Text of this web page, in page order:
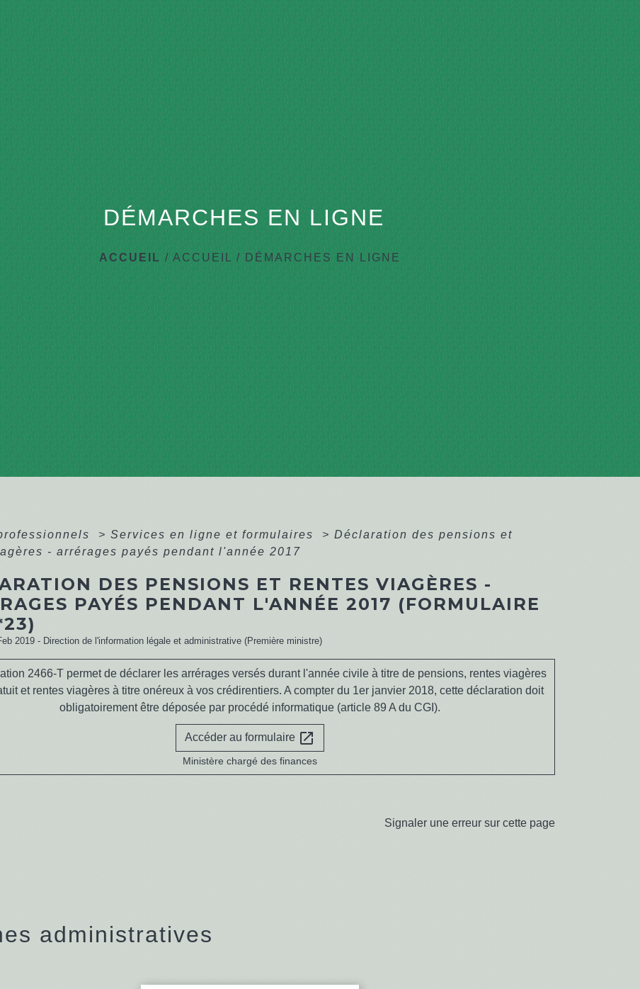
DÉMARCHES EN LIGNE
ACCUEIL/ACCUEIL / DÉMARCHES EN LIGNE
> Services en ligne et formulaires > Déclaration des pensions et
- arrérages payés pendant l'année 2017
DES PENSIONS ET RENTES VIAGÈRES -
PAYÉS PENDANT L'ANNÉE 2017 (FORMULAIRE
2019 - Direction de l'information légale et administrative (Première ministre)
2466-T permet de déclarer les arrérages versés durant l'année civile à titre de pensions, rentes viagères
et rentes viagères à titre onéreux à vos crédirentiers. A compter du 1erjanvier 2018, cette déclaration doit
obligatoirement être déposée par procédé informatique (article 89 A du CGI).
Accéder au formulaire open_in_new
Ministère chargé des finances
Signaler une erreur sur cette page
administratives